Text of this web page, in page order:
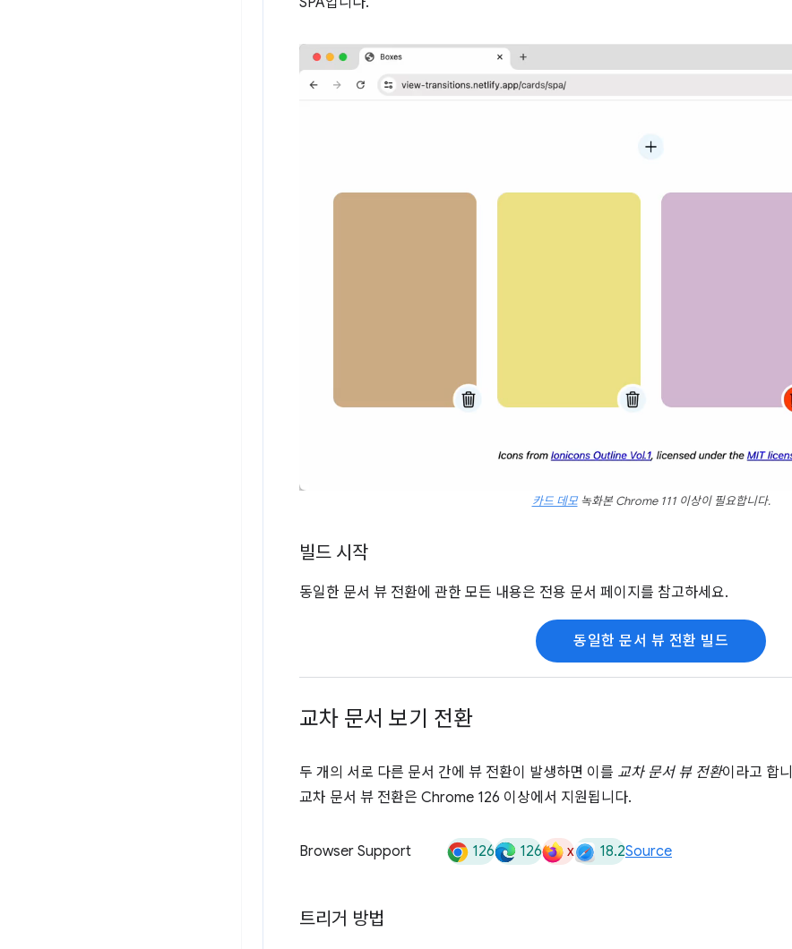
카드 데모녹화본 Chrome 111 이상이 필요합니다.
빌드 시작
동일한 문서 뷰 전환에 관한 모든 내용은 전용 문서 페이지를 참고하세요.
동일한 문서 뷰 전환 빌드
교차 문서 보기 전환
두 개의 서로 다른 문서 간에 뷰 전환이 발생하면 이를 교차 문서 뷰 전환이라고 합
교차 문서 뷰 전환은 Chrome 126 이상에서 지원됩니다.
Browser Support 126 126 x 18.2Source
트리거 방법